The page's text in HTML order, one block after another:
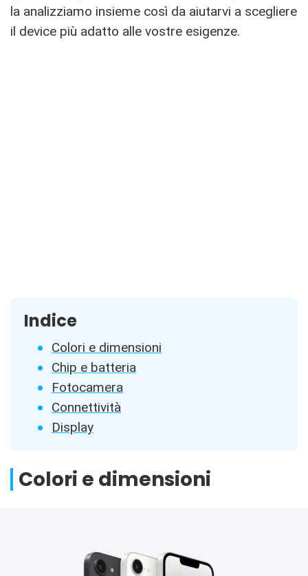
la analizziamo insieme così da aiutarvi a scegliere
il device più adatto alle vostre esigenze.
Indice
Colori e dimensioni
Chip e batteria
Fotocamera
Connettività
Display
Colori e dimensioni